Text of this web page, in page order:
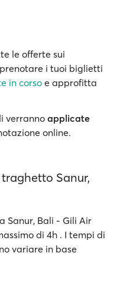
le offerte sui
i tuoi biglietti
in corso e approfitta
verrannoapplicate
online.
Sanur,
Sanur, Bali - Gili Air
di 4h . I tempi di
variare in base